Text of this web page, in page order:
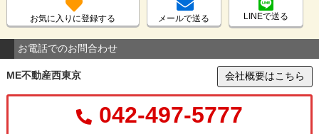
お気に入りに登録する メールで送る LINEで送る
お電話でのお問合わせ
ME不動産西東京 会社概要はこちら
042-497-5777